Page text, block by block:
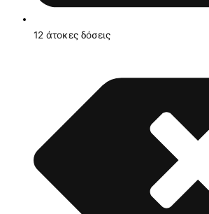
12 άτοκες δόσεις